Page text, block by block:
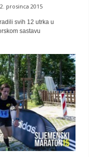
2. prosinca 2015
svih 12 utrka u
sastavu